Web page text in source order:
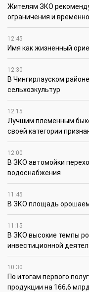
Жителям ЗКО
ограничения и
12:45
Имя как жизненный
12:30
В Чингирлауском
сельхозкультур
12:15
Лучшим племенным
своей категории
12:00
В ЗКО автомойки
водоснабжения
11:45
В ЗКО площадь
11:15
В ЗКО высокие темпы
инвестиционной
10:30
По итогам первого
продукции на 166,6